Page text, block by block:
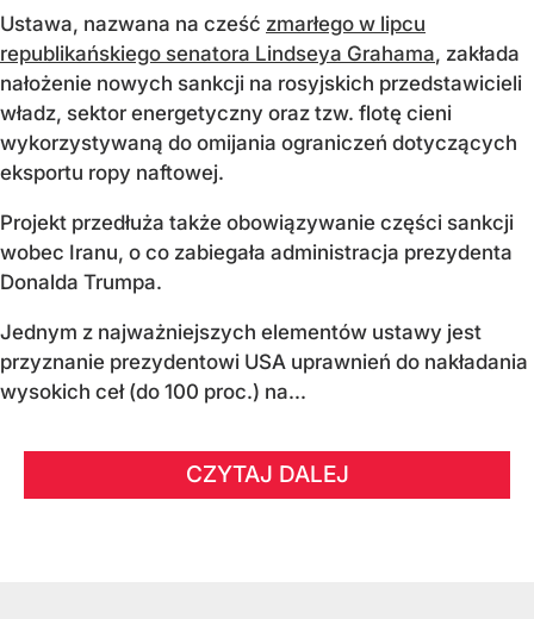
Ustawa, nazwana na cześć zmarłego w lipcu
republikańskiego senatora Lindseya Grahama, zakłada
nałożenie nowych sankcji na rosyjskich przedstawicieli
władz, sektor energetyczny oraz tzw. flotę cieni
wykorzystywaną do omijania ograniczeń dotyczących
eksportu ropy naftowej.
Projekt przedłuża także obowiązywanie części sankcji
wobec Iranu, o co zabiegała administracja prezydenta
Donalda Trumpa.
Jednym z najważniejszych elementów ustawy jest
przyznanie prezydentowi USA uprawnień do nakładania
wysokich ceł (do 100 proc.) na...
CZYTAJ DALEJ